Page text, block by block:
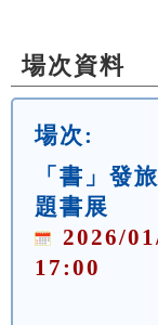
場次資料
場次:
「書」發
題書展
2026/
17:00